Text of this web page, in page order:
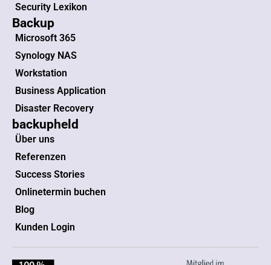
Security Lexikon
Backup
Microsoft 365
Synology NAS
Workstation
Business Application
Disaster Recovery
backupheld
Über uns
Referenzen
Success Stories
Onlinetermin buchen
Blog
Kunden Login